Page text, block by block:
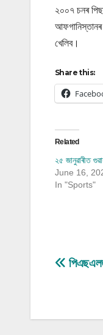
২০০৭ চনৰ
আফগানিস্তানৰ
খেলিব।
Share this:
Related
২৫ জানুৱাৰীত
June 16,
In "Sports"
Post